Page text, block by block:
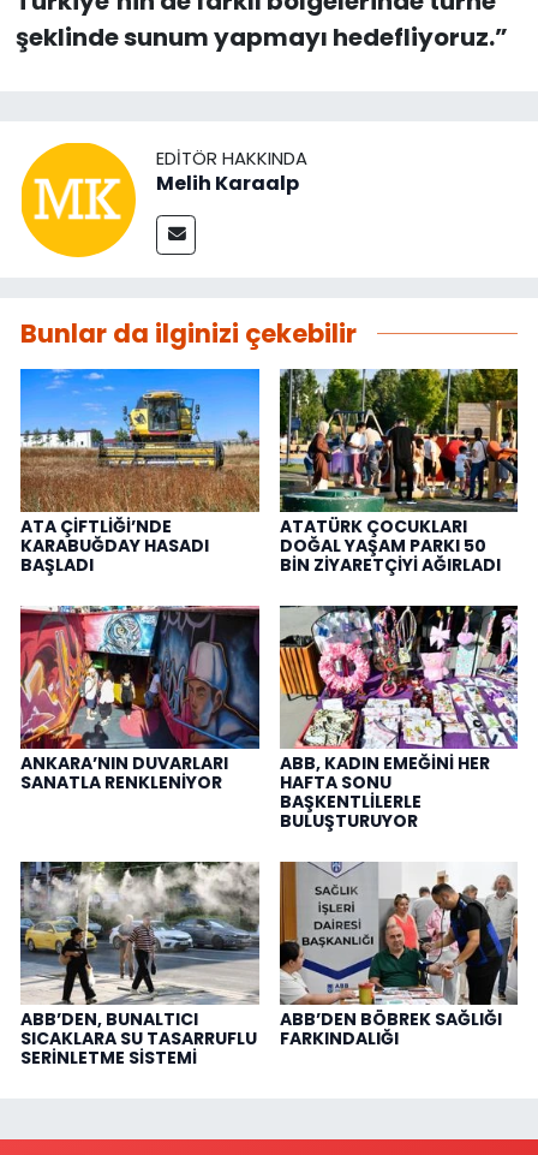
şeklinde sunum yapmayı hedefliyoruz.”
EDITÖR HAKKINDA
Melih Karaalp
Bunlar da ilginizi çekebilir
ATA ÇİFTLİĞİ’NDE
KARABUĞDAY HASADI
BAŞLADI
ATATÜRK ÇOCUKLARI
DOĞAL YAŞAM PARKI 50
BİN ZİYARETÇİYİ AĞIRLADI
ANKARA’NIN DUVARLARI
SANATLA RENKLENİYOR
ABB, KADIN EMEĞİNİ HER
HAFTA SONU
BAŞKENTLİLERLE
BULUŞTURUYOR
ABB’DEN, BUNALTICI
SICAKLARA SU TASARRUFLU
SERİNLETME SİSTEMİ
ABB’DEN BÖBREK SAĞLIĞI
FARKINDALIĞI